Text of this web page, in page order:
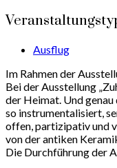
Ausflug
Im Rahmen der
Bei der Ausstellung
der Heimat. Und
so instrumentalisiert,
offen, partizipativ und
von der antiken
Die Durchführung der